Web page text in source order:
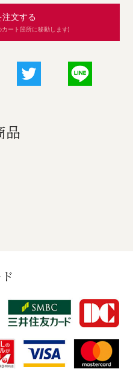
注文する
ート箇所に移動します)
品